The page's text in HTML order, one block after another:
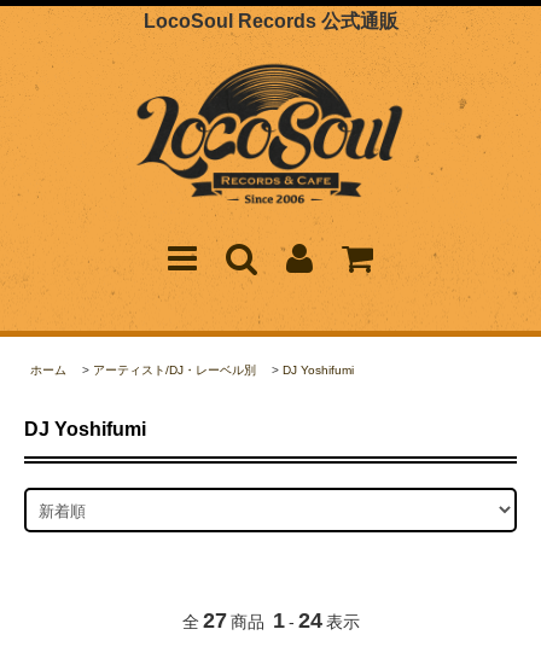
LocoSoul Records 公式通販
ホーム > アーティスト/DJ・レーベル別 > DJ Yoshifumi
DJ Yoshifumi
全 27 商品 1 - 24 表示